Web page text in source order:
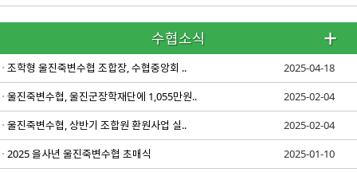
수협소식
조학형 울진죽변수협 조합장, 수협중앙회 ..
2025-04-18
울진죽변수협, 울진군장학재단에 1,055만원..
2025-02-04
울진죽변수협, 상반기 조합원 환원사업 실..
2025-02-04
2025 을사년 울진죽변수협 초매식
2025-01-10